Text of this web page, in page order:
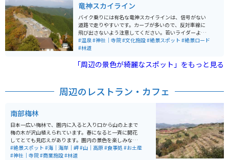
位置しているため海の向こうに沈んでいく夕日がとても
きれいで、和歌山県の朝日夕陽百選にもなっています。
最後の道が海沿いの狭い道路にはなりますが、広くて何
台も停められる駐車場がいくつかあります。
竜神スカイライン
バイク乗りには有名な竜神スカイラインは、信号がない
道路で走りやすいです。カーブが多いので、反対車線に
飛び出さないよう注意してください。若いライダーより
ベテランのライダーの方が多い印象があります。山の上
になるので、夏は涼しく冬は寒いです。
#温泉#神社｜寺院#文化施設#絶景スポット #絶景ロード
#林道
「周辺の景色が綺麗なスポット」をもっと見る
周辺のレストラン・カフェ
南部梅林
日本一広い梅林で、園内に入ると入り口から山の上まで
梅の木が沢山植えられています。春になると一斉に開花
してとても見応えがあります。園内の景色を楽しみなが
ら歩いていると丁度良い運動になります。 入り口に神社
があり、進むとイベント広場があり、更に行くと山頂か
#絶景スポット #海｜海岸｜岬#山｜高原#食事処 #お土産
#神社｜寺院#商業施設#林道